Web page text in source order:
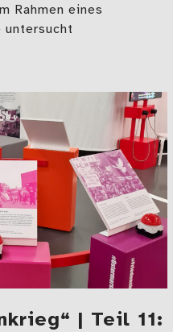
Rahmen eines
untersucht
| Teil 11: